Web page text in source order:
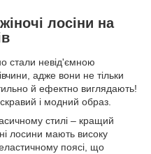
лосіни на
стали невід'ємною
адже вони не тільки
й ефектно виглядають!
і модний образ.
стилі – кращий
лосини мають високу
поясі, що